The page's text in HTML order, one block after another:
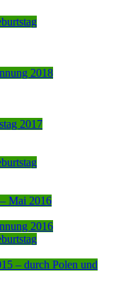
2018
2017
Mai 2016
2016
– durch Polen und